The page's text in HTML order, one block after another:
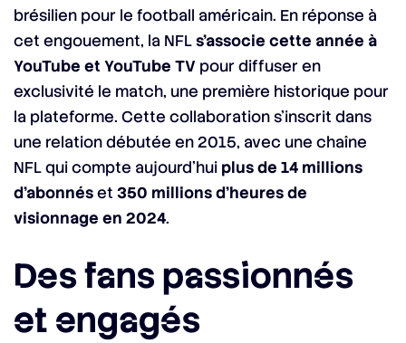
brésilien pour le football américain. En réponse à
cet engouement, la NFLs’associe cette année à
YouTube et YouTube TV pour diffuser en
exclusivité le match, une première historique pour
la plateforme. Cette collaboration s’inscrit dans
une relation débutée en 2015, avec une chaîne
NFL qui compte aujourd’hui plus de 14 millions
d’abonnéset 350 millions d’heures de
visionnage en 2024.
Des fans passionnés
et engagés